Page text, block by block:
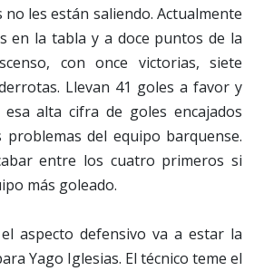
no les están saliendo. Actualmente
en la tabla y a doce puntos de la
con once victorias, siete
Llevan 41 goles a favor y
alta cifra de goles encajados
del equipo barquense.
entre los cuatro primeros si
más goleado.
aspecto defensivo va a estar la
Yago Iglesias. El técnico teme el